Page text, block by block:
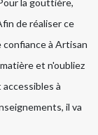
la gouttière,
de réaliser ce
à Artisan
et n'oubliez
à
il va